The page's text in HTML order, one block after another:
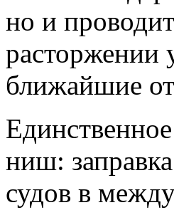
но и
расторжении
ближайшие
ниш:
судов в